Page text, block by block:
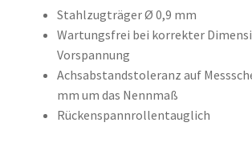
Kundeninformationen
Mein Konto
Shop
war:
65,77 €
ist:
25,81 €.
Stahlzugträger Ø 0,9 mm
Wartungsfrei bei korrekter
Vorspannung
Achsabstandstoleranz auf
mm um das Nennmaß
Rückenspannrollentauglich